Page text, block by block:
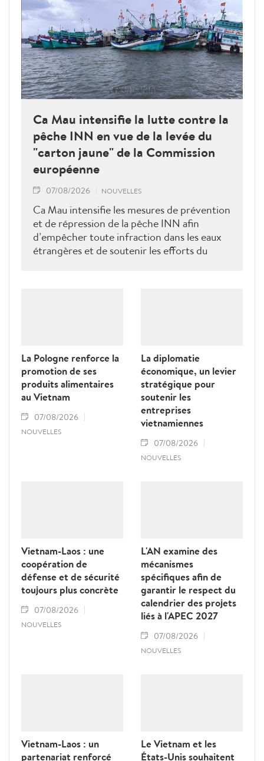
Ca Mau intensifie la lutte contre la
pêche INN en vue de la levée du
"carton jaune" de la Commission
européenne
07/08/2026 NOUVELLES
Ca Mau intensifie les mesures de prévention
et de répression de la pêche INN afin
d’empêcher toute infraction dans les eaux
étrangères et de soutenir les efforts du
La Pologne renforce la
promotion de ses
produits alimentaires
au Vietnam
07/08/2026
NOUVELLES
La diplomatie
économique, un levier
stratégique pour
soutenir les
entreprises
vietnamiennes
07/08/2026
NOUVELLES
Vietnam-Laos : une
coopération de
défense et de sécurité
toujours plus concrète
07/08/2026
NOUVELLES
L'AN examine des
mécanismes
spécifiques afin de
garantir le respect du
calendrier des projets
liés à l'APEC 2027
07/08/2026
NOUVELLES
Vietnam-Laos : un
partenariat renforcé
Le Vietnam et les
États-Unis souhaitent